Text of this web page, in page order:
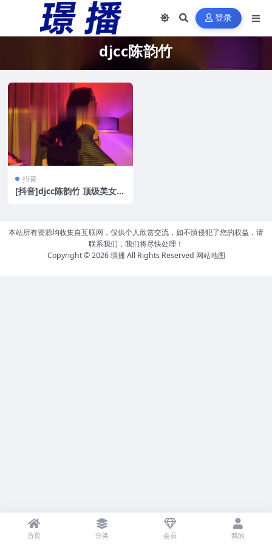
登录
djcc陈韵竹
抖音
[抖音]djcc陈韵竹 顶级美女超
本站所有资源均收集自互联网，仅供个人欣赏交流，如不慎侵犯了您的权益，请
联系我们，我们将尽快处理！
Copyright © 2026璟播All Rights Reserved 网站地图
首页 分类 会员 我的